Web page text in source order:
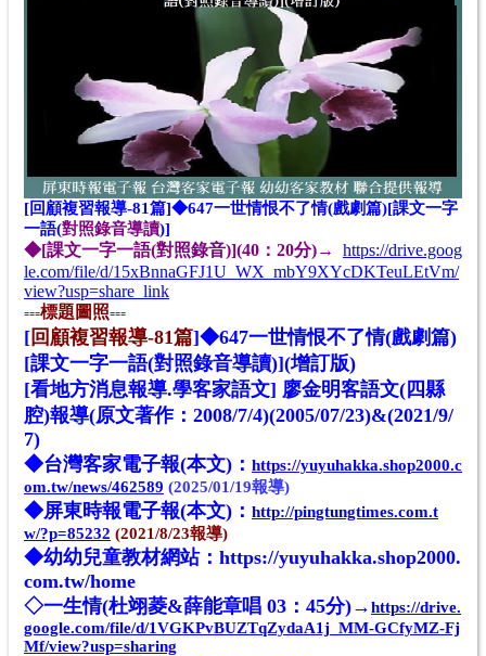
[回顧複習報導-81篇]◆647一世情恨不了情(戲劇篇)[課文一字
一語(對照錄音導讀)]
◆[課文一字一語(對照錄音)](40：20分)→
https://drive.goog
le.com/file/d/15xBnnaGFJ1U_WX_mbY9XYcDKTeuLEtVm/
view?usp=share_link
===標題圖照===
[回顧複習報導-81篇]◆647一世情恨不了情(戲劇篇)
[課文一字一語(對照錄音導讀)](增訂版)
[看地方消息報導.學客家語文] 廖金明客語文(四縣
腔)報導(原文著作：2008/7/4)(2005/07/23)&(2021/9/
7)
◆台灣客家電子報(本文)： https://yuyuhakka.shop2000.c
om.tw/news/462589 (2025/01/19報導)
◆屏東時報電子報(本文)： http://pingtungtimes.com.t
w/?p=85232 (2021/8/23報導)
◆幼幼兒童教材網站： https://yuyuhakka.shop2000.
com.tw/home
◇一生情(杜翊菱&薛能章唱 03：45分)→https://drive.
google.com/file/d/1VGKPvBUZTqZydaA1j_MM-GCfyMZ-Fj
Mf/view?usp=sharing